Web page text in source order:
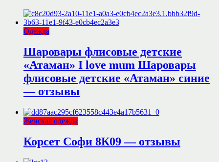
Одежда
Шаровары флисовые детские
«Атаман» I love mum Шаровары
флисовые детские «Атаман» синие
— отзывы
Женская одежда
Корсет Софи 8К09 — отзывы